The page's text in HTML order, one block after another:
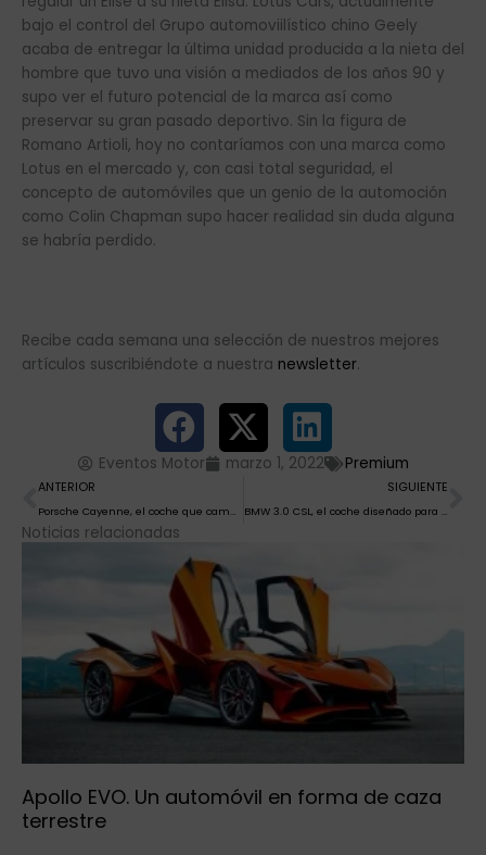
bajo el control del Grupo automoviilístico chino Geely
acaba de entregar la última unidad producida a la nieta del
hombre que tuvo una visión a mediados de los años 90 y
supo ver el futuro potencial de la marca así como
preservar su gran pasado deportivo. Sin la figura de
Romano Artioli, hoy no contaríamos con una marca como
Lotus en el mercado y, con casi total seguridad, el
concepto de automóviles que un genio de la automoción
como Colin Chapman supo hacer realidad sin duda alguna
se habría perdido.
Recibe cada semana una selección de nuestros mejores
artículos suscribiéndote a nuestra newsletter.
Eventos Motor marzo 1, 2022 Premium
Ant
ANTERIOR
Porsche Cayenne, el coche que cambió la historia
SIGUIENTE
BMW 3.0 CSL, el coche diseñado para ganar
Noticias relacionadas
Apollo EVO. Un automóvil en forma de caza
terrestre